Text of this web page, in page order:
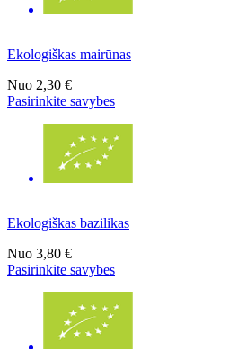
Ekologiškas mairūnas
Nuo 2,30 €
Pasirinkite savybes
Ekologiškas bazilikas
Nuo 3,80 €
Pasirinkite savybes